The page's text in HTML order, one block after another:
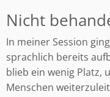
Nicht
In meiner Session
sprachlich bereits
blieb ein wenig Platz,
Menschen